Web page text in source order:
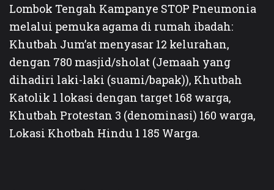
Lombok Tengah Kampanye STOP Pneumonia
melalui pemuka agama di rumah ibadah:
Khutbah Jum’at menyasar 12 kelurahan,
dengan 780 masjid/sholat (Jemaah yang
dihadiri laki-laki (suami/bapak)), Khutbah
Katolik 1 lokasi dengan target 168 warga,
Khutbah Protestan 3 (denominasi) 160 warga,
Lokasi Khotbah Hindu 1 185 Warga.